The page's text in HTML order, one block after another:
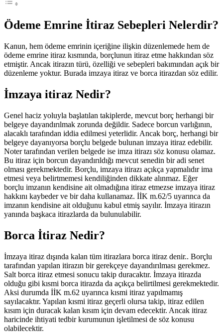
Ödeme Emrine İtiraz Sebepleri Nelerdir?
Kanun, hem ödeme emrinin içeriğine ilişkin düzenlemede hem de
ödeme emrine itiraz kısmında, borçlunun itiraz etme hakkından söz
etmiştir. Ancak itirazın türü, özelliği ve sebepleri bakımından açık bir
düzenleme yoktur. Burada imzaya itiraz ve borca itirazdan söz edilir.
İmzaya itiraz Nedir?
Genel haciz yoluyla başlatılan takiplerde, mevcut borç herhangi bir
belgeye dayandırılmak zorunda değildir. Sadece borcun varlığının,
alacaklı tarafından iddia edilmesi yeterlidir. Ancak borç, herhangi bir
belgeye dayanıyorsa borçlu belgede bulunan imzaya itiraz edebilir.
Noter tarafından verilen belgede ise imza itirazı söz konusu olamaz.
Bu itiraz için borcun dayandırıldığı mevcut senedin bir adi senet
olması gerekmektedir. Borçlu, imzaya itirazı açıkça yapmalıdır ima
etmesi veya belirtmemesi kendiliğinden dikkate alınmaz. Eğer
borçlu imzanın kendisine ait olmadığına itiraz etmezse imzaya itiraz
hakkını kaybeder ve bir daha kullanamaz. İİK m.62/5 uyarınca da
imzanın kendisine ait olduğunu kabul etmiş sayılır. İmzaya itirazın
yanında başkaca itirazlarda da bulunulabilir.
Borca İtiraz Nedir?
İmzaya itiraz dışında kalan tüm itirazlara borca itiraz denir.. Borçlu
tarafından yapılan itirazın bir gerekçeye dayandırılması gerekmez.
Salt borca itiraz etmesi sonucu takip duracaktır. İmzaya itirazda
olduğu gibi kısmi borca itirazda da açıkça belirtilmesi gerekmektedir.
Aksi durumda İİK m.62 uyarınca kısmi itiraz yapılmamış
sayılacaktır. Yapılan kısmi itiraz geçerli olursa takip, itiraz edilen
kısım için duracak kalan kısım için devam edecektir. Ancak itiraz
haricinde ihtiyati tedbir kurumunun işletilmesi de söz konusu
olabilecektir.